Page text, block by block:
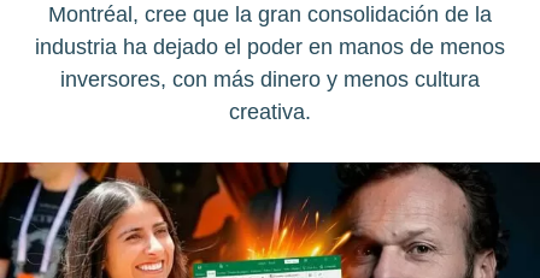
Montréal, cree que la gran consolidación de la
industria ha dejado el poder en manos de menos
inversores, con más dinero y menos cultura
creativa.